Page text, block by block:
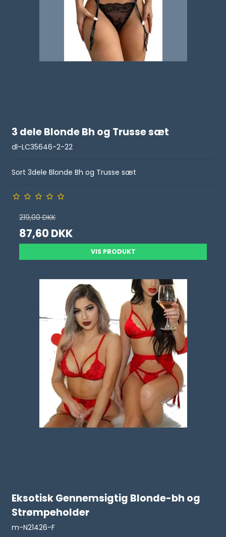
3 dele Blonde Bh og Trusse sæt
dl-LC35646-2-22
Sort 3dele Blonde Bh og Trusse sæt
219,00 DKK
87,60 DKK
VIS PRODUKT
Eksotisk Gennemsigtig Blonde-bh og
Strømpeholder
m-N21426-F